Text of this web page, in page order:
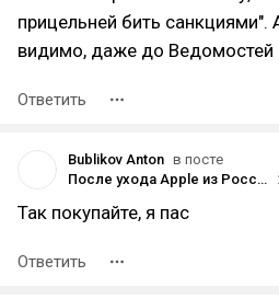
прицельней бить санкциями".
видимо, даже до Ведомостей
Ответить
Bublikov Anton в посте
После ухода Apple из России операторы не смогли договориться с ней о поддержке функций VoLTE и VoWiFi для iPhone 14
Так покупайте, я пас
Ответить